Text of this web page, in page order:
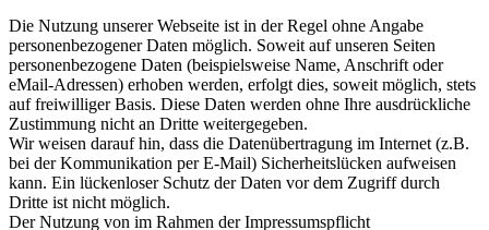
Die Nutzung unserer Webseite ist in der Regel ohne Angabe
personenbezogener Daten möglich. Soweit auf unseren Seiten
personenbezogene Daten (beispielsweise Name, Anschrift oder
eMail-Adressen) erhoben werden, erfolgt dies, soweit möglich, stets
auf freiwilliger Basis. Diese Daten werden ohne Ihre ausdrückliche
Zustimmung nicht an Dritte weitergegeben.
Wir weisen darauf hin, dass die Datenübertragung im Internet (z.B.
bei der Kommunikation per E-Mail) Sicherheitslücken aufweisen
kann. Ein lückenloser Schutz der Daten vor dem Zugriff durch
Dritte ist nicht möglich.
Der Nutzung von im Rahmen der Impressumspflicht